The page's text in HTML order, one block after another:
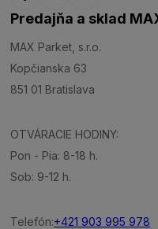
Predajňa a sklad
MAX Parket, s.r.o.
Kopčianska 63
851 01 Bratislava
OTVÁRACIE HODINY:
Pon - Pia: 8-18 h.
Sob: 9-12 h.
Telefón:+421 903 995 978